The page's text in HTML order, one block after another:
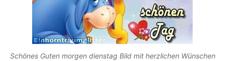
Schönes Guten morgen dienstag Bild mit herzlichen Wünschen